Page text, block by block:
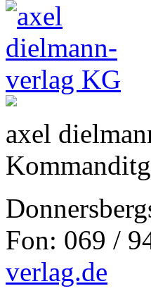
axel
Fon: 069 /
verlag.de